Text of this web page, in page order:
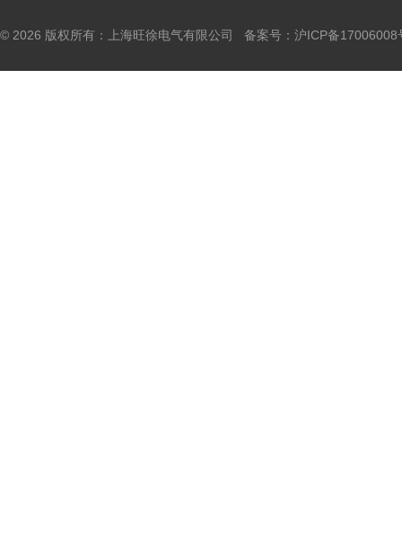
© 2026 版权所有：上海旺徐电气有限公司 备案号： 沪ICP备17006008